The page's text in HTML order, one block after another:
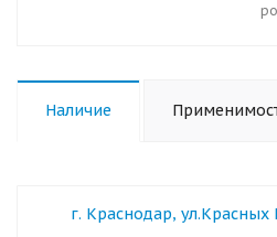
Наличие
г. Краснодар, ул.Красных